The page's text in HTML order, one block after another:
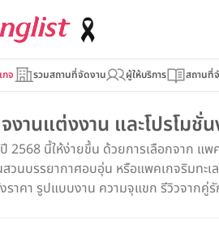
จ รวมสถานที่จัดงาน ผู้ให้บริการ สถานที่
งานแต่งงาน และโปรโมชั่
2568 นี้ให้ง่ายขึ้น ด้วยการเลือกจาก แพ
สวนบรรยากาศอบอุ่น หรือแพคเกจริมท
าคา รูปแบบงาน ความจุแขก รีวิวจากคู่รั